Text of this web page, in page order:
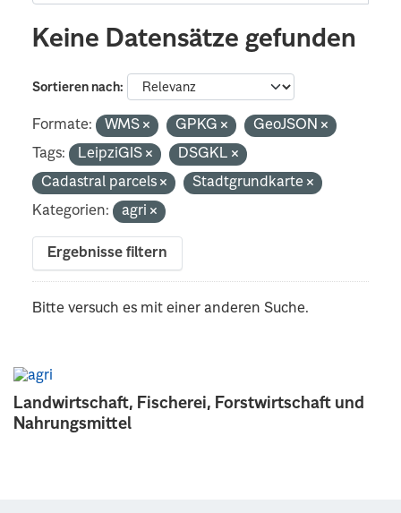
Landwirtschaft, Fischerei, Forstwirtschaft und
Nahrungsmittel
Keine Datensätze gefunden
Sortieren nach
Formate: WMS GPKG
GeoJSON
Tags:
LeipziGIS
DSGKL
Cadastral parcels
Stadtgrundkarte
Kategorien:
agri
Ergebnisse filtern
Bitte versuch es mit einer anderen Suche.